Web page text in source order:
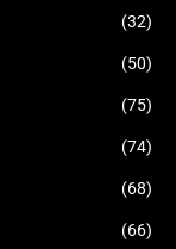
(32)
(50)
(75)
(74)
(68)
(66)